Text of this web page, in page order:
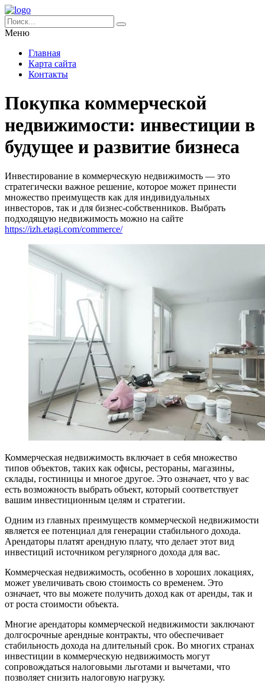
Меню
Главная
Карта сайта
Контакты
Покупка коммерческой
недвижимости: инвестиции в
будущее и развитие бизнеса
Инвестирование в коммерческую недвижимость — это
стратегически важное решение, которое может принести
множество преимуществ как для индивидуальных
инвесторов, так и для бизнес-собственников. Выбрать
подходящую недвижимость можно на сайте
https://izh.etagi.com/commerce/
Коммерческая недвижимость включает в себя множество
типов объектов, таких как офисы, рестораны, магазины,
склады, гостиницы и многое другое. Это означает, что у вас
есть возможность выбрать объект, который соответствует
вашим инвестиционным целям и стратегии.
Одним из главных преимуществ коммерческой недвижимости
является ее потенциал для генерации стабильного дохода.
Арендаторы платят арендную плату, что делает этот вид
инвестиций источником регулярного дохода для вас.
Коммерческая недвижимость, особенно в хороших локациях,
может увеличивать свою стоимость со временем. Это
означает, что вы можете получить доход как от аренды, так и
от роста стоимости объекта.
Многие арендаторы коммерческой недвижимости заключают
долгосрочные арендные контракты, что обеспечивает
стабильность дохода на длительный срок. Во многих странах
инвестиции в коммерческую недвижимость могут
сопровождаться налоговыми льготами и вычетами, что
позволяет снизить налоговую нагрузку.